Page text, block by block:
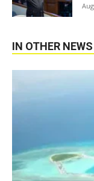
IN OTHER NEWS